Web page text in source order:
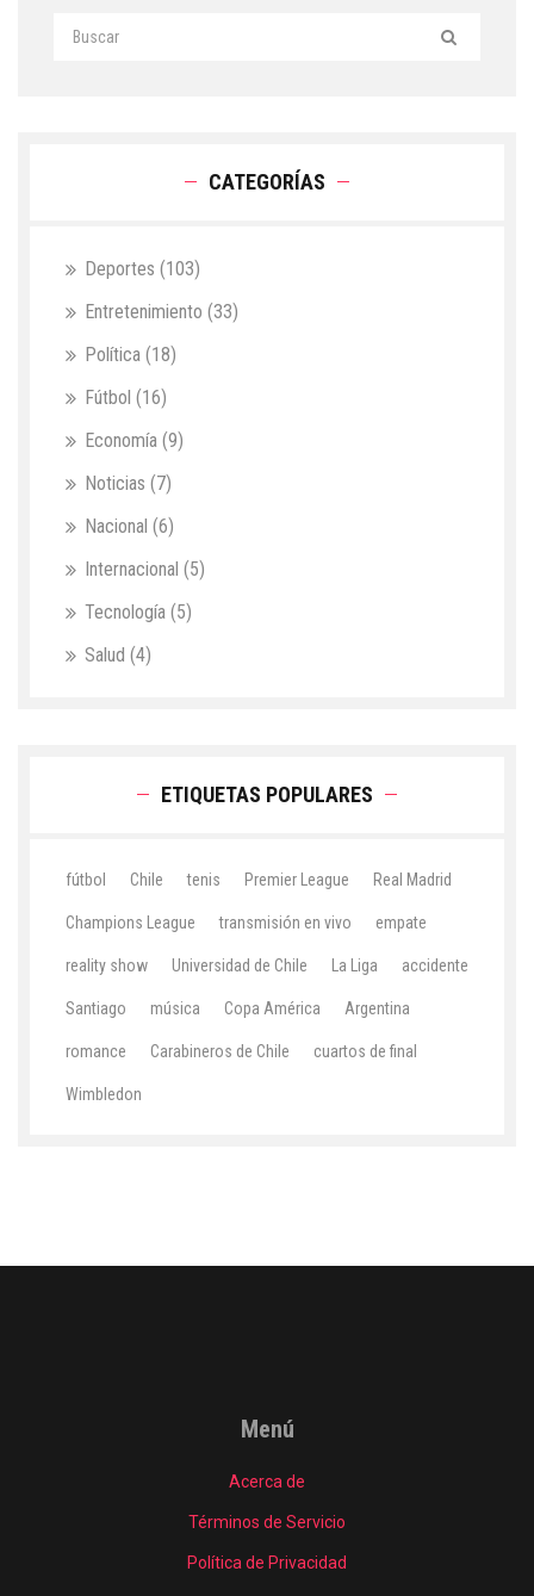
CATEGORÍAS
Deportes (103)
Entretenimiento (33)
Política (18)
Fútbol (16)
Economía (9)
Noticias (7)
Nacional (6)
Internacional (5)
Tecnología (5)
Salud (4)
ETIQUETAS POPULARES
fútbol Chile tenis Premier League Real Madrid
Champions League transmisión en vivo empate
reality show Universidad de Chile La Liga accidente
Santiago música Copa América Argentina
romance Carabineros de Chile cuartos de final
Wimbledon
Menú
Acerca de
Términos de Servicio
Política de Privacidad